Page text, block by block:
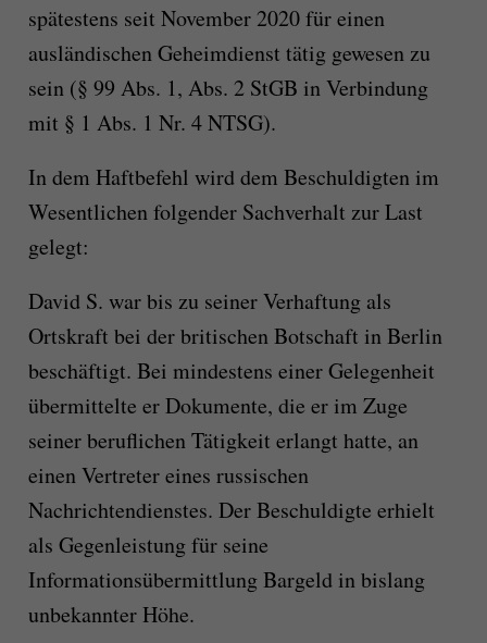
spätestens seit November 2020 für einen
ausländischen Geheimdienst tätig gewesen zu
sein (§ 99 Abs. 1, Abs. 2 StGB in Verbindung
mit § 1 Abs. 1 Nr. 4 NTSG).
In dem Haftbefehl wird dem Beschuldigten im
Wesentlichen folgender Sachverhalt zur Last
gelegt:
David S. war bis zu seiner Verhaftung als
Ortskraft bei der britischen Botschaft in Berlin
beschäftigt. Bei mindestens einer Gelegenheit
übermittelte er Dokumente, die er im Zuge
seiner beruflichen Tätigkeit erlangt hatte, an
einen Vertreter eines russischen
Nachrichtendienstes. Der Beschuldigte erhielt
als Gegenleistung für seine
Informationsübermittlung Bargeld in bislang
unbekannter Höhe.